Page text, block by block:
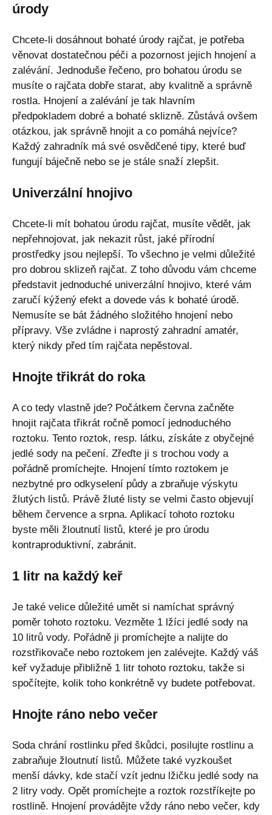
úrody
Chcete-li dosáhnout bohaté úrody rajčat, je potřeba
věnovat dostatečnou péči a pozornost jejich hnojení a
zalévání. Jednoduše řečeno, pro bohatou úrodu se
musíte o rajčata dobře starat, aby kvalitně a správně
rostla. Hnojení a zalévání je tak hlavním
předpokladem dobré a bohaté sklizně. Zůstává ovšem
otázkou, jak správně hnojit a co pomáhá nejvíce?
Každý zahradník má své osvědčené tipy, které buď
fungují báječně nebo se je stále snaží zlepšit.
Univerzální hnojivo
Chcete-li mít bohatou úrodu rajčat, musíte vědět, jak
nepřehnojovat, jak nekazit růst, jaké přírodní
prostředky jsou nejlepší. To všechno je velmi důležité
pro dobrou sklizeň rajčat. Z toho důvodu vám chceme
představit jednoduché univerzální hnojivo, které vám
zaručí kýžený efekt a dovede vás k bohaté úrodě.
Nemusíte se bát žádného složitého hnojení nebo
přípravy. Vše zvládne i naprostý zahradní amatér,
který nikdy před tím rajčata nepěstoval.
Hnojte třikrát do roka
A co tedy vlastně jde? Počátkem června začněte
hnojit rajčata třikrát ročně pomocí jednoduchého
roztoku. Tento roztok, resp. látku, získáte z obyčejné
jedlé sody na pečení. Zřeďte ji s trochou vody a
pořádně promíchejte. Hnojení tímto roztokem je
nezbytné pro odkyselení půdy a zbraňuje výskytu
žlutých listů. Právě žluté listy se velmi často objevují
během července a srpna. Aplikací tohoto roztoku
byste měli žloutnutí listů, které je pro úrodu
kontraproduktivní, zabránit.
1 litr na každý keř
Je také velice důležité umět si namíchat správný
poměr tohoto roztoku. Vezměte 1 lžíci jedlé sody na
10 litrů vody. Pořádně ji promíchejte a nalijte do
rozstřikovače nebo roztokem jen zalévejte. Každý váš
keř vyžaduje přibližně 1 litr tohoto roztoku, takže si
spočítejte, kolik toho konkrétně vy budete potřebovat.
Hnojte ráno nebo večer
Soda chrání rostlinku před škůdci, posilujte rostlinu a
zabraňuje žloutnutí listů. Můžete také vyzkoušet
menší dávky, kde stačí vzít jednu lžičku jedlé sody na
2 litry vody. Opět promíchejte a roztok rozstříkejte po
rostlině. Hnojení provádějte vždy ráno nebo večer, kdy